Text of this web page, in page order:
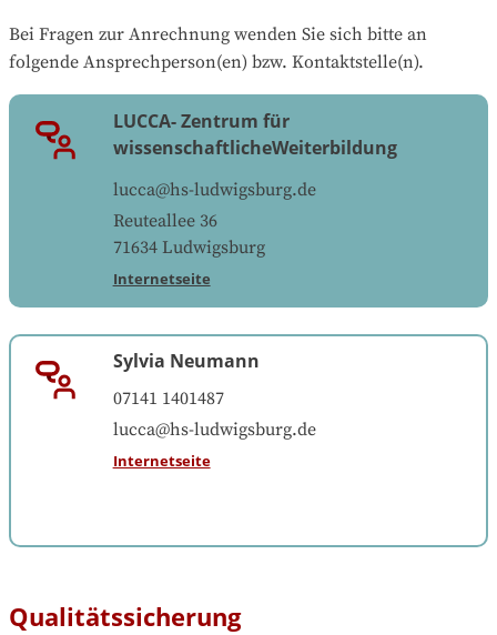
Bei Fragen zur Anrechnung wenden Sie sich bitte an
folgende Ansprechperson(en) bzw. Kontaktstelle(n).
LUCCA- Zentrum für
wissenschaftlicheWeiterbildung
lucca@hs-ludwigsburg.de
Reuteallee 36
71634 Ludwigsburg
Internetseite
Sylvia Neumann
07141 1401487
lucca@hs-ludwigsburg.de
Internetseite
Qualitätssicherung